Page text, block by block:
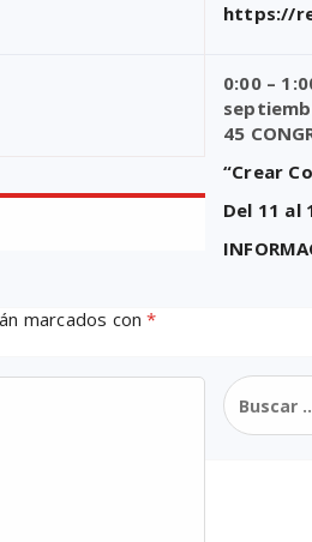
marcados con*
https://
0:00 –
45
“Crear
Del 11 al
Buscar: